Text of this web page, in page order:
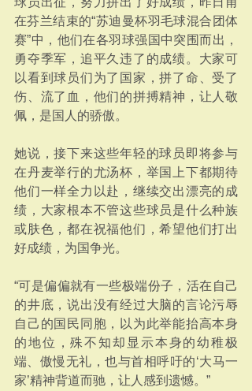
在芬兰结束的“苏迪曼杯羽毛球混合团体
赛”中，他们在各羽球强国中突围而出，
勇夺季军，追平久违了的成绩。大家可
以看到球员们为了国家，拼了命、受了
伤、流了血，他们的拼搏精神，让人敬
佩，是国人的骄傲。
她说，接下来这些年轻的球员即将参与
在丹麦举行的尤汤杯，举国上下都期待
他们一样全力以赴，继续交出漂亮的成
绩，大家根本不管这些球员是什么种族
或肤色，都在祝福他们，希望他们打出
好成绩，为国争光。
“可是偏偏就有一些极端份子，活在自己
的井底，说出没有经过大脑的言论污辱
自己的国民同胞，以为此举能抬高本身
的地位，殊不知却显示本身的幼稚极
端、傲慢无礼，也与首相呼吁的‘大马一
家’精神背道而驰，让人感到遗憾。”